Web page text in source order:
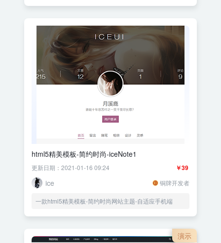
html5精美模板-简约时尚-iceNote1
￥39
更新日期：2021-01-16 09:24
ice 铜牌开发者
一款html5精美模板-简约时尚网站主题-自适应手机端
演示